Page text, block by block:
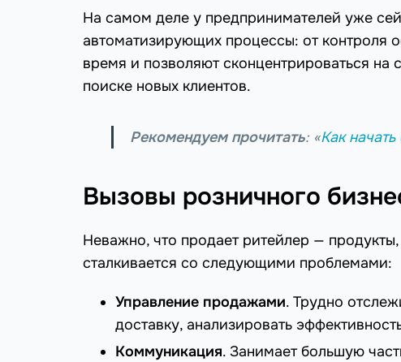
На самом деле у предпринимателей уже
автоматизирующих процессы: от контроля
время и позволяют сконцентрироваться на
поиске новых клиентов.
Рекомендуем прочитать: «Как
Вызовы розничного
Неважно, что продает ритейлер —
сталкивается со следующими проблемами:
Управление продажами. Трудно
доставку, анализировать
Коммуникация. Занимает большую